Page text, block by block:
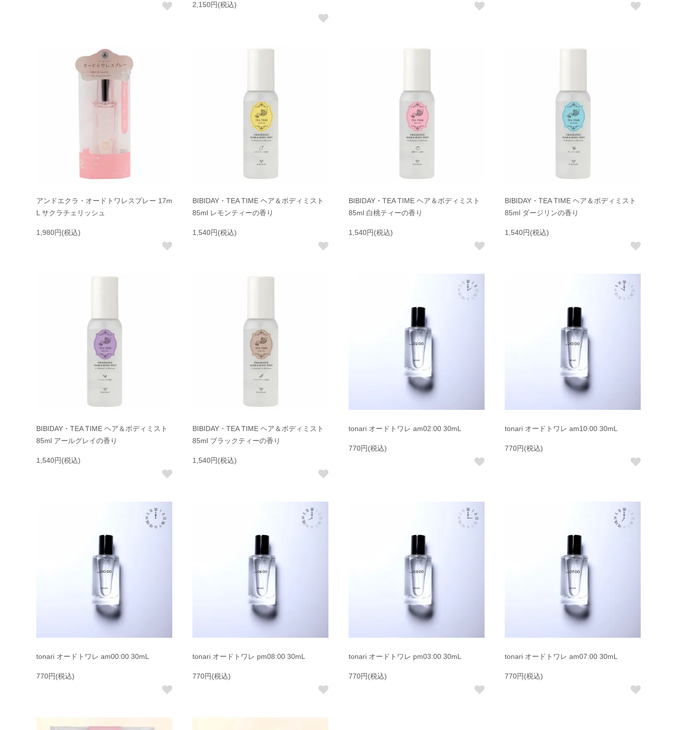
2,150円(税込)
アンドエクラ・オードトワレスプレー 17m
L サクラチェリッシュ
1,980円(税込)
BIBIDAY・TEA TIME ヘア＆ボディミスト
85ml レモンティーの香り
1,540円(税込)
BIBIDAY・TEA TIME ヘア＆ボディミスト
85ml 白桃ティーの香り
1,540円(税込)
BIBIDAY・TEA TIME ヘア＆ボディミスト
85ml ダージリンの香り
1,540円(税込)
BIBIDAY・TEA TIME ヘア＆ボディミスト
85ml アールグレイの香り
1,540円(税込)
BIBIDAY・TEA TIME ヘア＆ボディミスト
85ml ブラックティーの香り
1,540円(税込)
tonari オードトワレ am02:00 30mL
770円(税込)
tonari オードトワレ am10:00 30mL
770円(税込)
tonari オードトワレ am00:00 30mL
770円(税込)
tonari オードトワレ pm08:00 30mL
770円(税込)
tonari オードトワレ pm03:00 30mL
770円(税込)
tonari オードトワレ am07:00 30mL
770円(税込)